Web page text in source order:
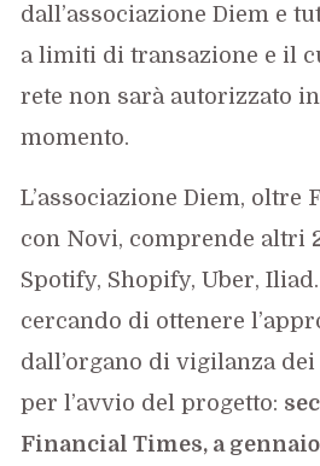
dall’associazione Diem e
a limiti di transazione e il
rete non sarà autorizzato
momento.
L’associazione Diem, oltre
con Novi, comprende altri
Spotify, Shopify, Uber,
cercando di ottenere
dall’organo di vigilanza
per l’avvio del progetto:
Financial Times, a gennaio